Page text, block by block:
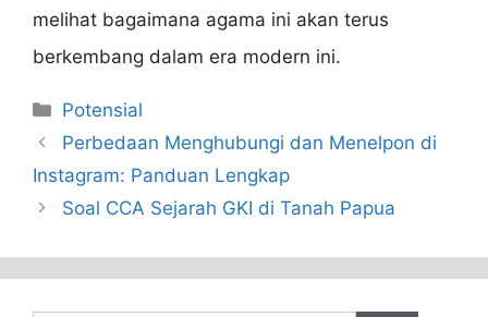
melihat bagaimana agama ini akan terus
berkembang dalam era modern ini.
Categories
Potensial
Perbedaan Menghubungi dan Menelpon di
Instagram: Panduan Lengkap
Soal CCA Sejarah GKI di Tanah Papua